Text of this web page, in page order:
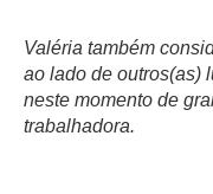
Valéria também
ao lado de outros(as)
neste momento de
trabalhadora.